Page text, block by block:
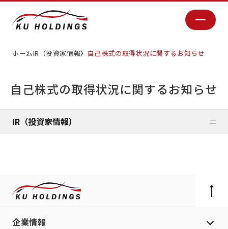
ホームIR（投資家情報） 自己株式の取得状況に関するお知らせ
自己株式の取得状況に関するお知らせ
IR（投資家情報）
企業情報